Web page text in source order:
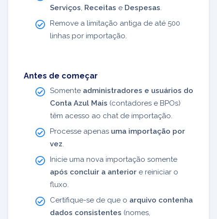
Serviços Receitas e Despesas
Remove a limitação antiga de até 500
linhas por importação.
Antes de começar
Somente administradores e usuários do
Conta Azul Mais (contadores e BPOs)
têm acesso ao chat de importação.
Processe apenas uma importação por
vez
Inicie uma nova importação somente
após concluir a anterior e reiniciar o
fluxo.
Certifique-se de que o arquivo contenha
dados consistentes (nomes,